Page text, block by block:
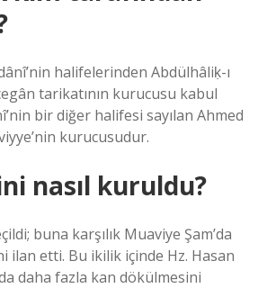
halifelerinden Abdülhâliḳ-ı
tarikatının kurucusu kabul
bir diğer halifesi sayılan Ahmed
kurucusudur.
nasıl kuruldu?
buna karşılık Muaviye Şam’da
ilan etti. Bu ikilik içinde Hz. Hasan
daha fazla kan dökülmesini